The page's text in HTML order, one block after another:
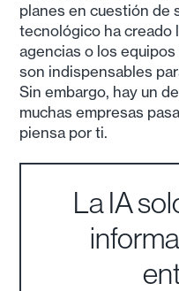
planes en cuestión de
tecnológico ha creado
agencias o los
son indispensables
Sin embargo, hay un
muchas empresas
piensa por ti.
La IA